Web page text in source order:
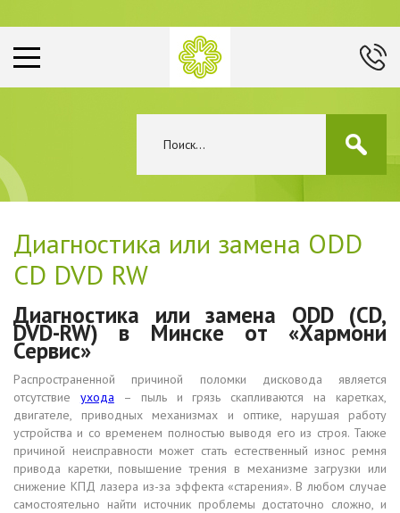
Диагностика или замена ODD
CD DVD RW
Диагностика или замена ODD (CD,
DVD-RW) в Минске от «Хармони
Сервис»
Распространенной причиной поломки дисковода является
отсутствие ухода – пыль и грязь скапливаются на каретках,
двигателе, приводных механизмах и оптике, нарушая работу
устройства и со временем полностью выводя его из строя. Также
причиной неисправности может стать естественный износ ремня
привода каретки, повышение трения в механизме загрузки или
снижение КПД лазера из-за эффекта «старения». В любом случае
самостоятельно найти источник проблемы достаточно сложно, и